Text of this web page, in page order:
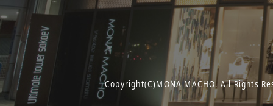
Copyright(C)MONA MACHO. All Rights